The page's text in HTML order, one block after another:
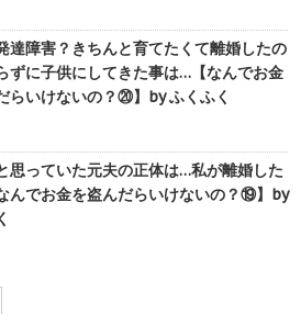
達障害？きちんと育てたくて離婚したの
ずに子供にしてきた事は…【なんでお金
らいけないの？⑳】by ふくふく
思っていた元夫の正体は…私が離婚した
んでお金を盗んだらいけないの？⑲】by